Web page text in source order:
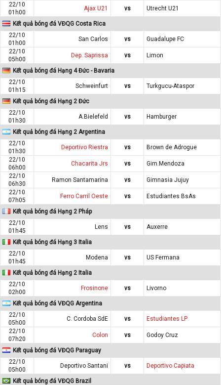
22/10
01h00
Ajax U21 vs Utrecht U21
Kết quả bóng đá VĐQG Costa Rica
22/10
01h00
San Carlos vs
Guadalupe FC
22/10
05h00
Dep. Saprissa vs Limon
Kết quả bóng đá Hạng 4 Đức - Bavaria
22/10
01h15
Schweinfurt vs Turkgucu-Ataspor
Kết quả bóng đá Hạng 2 Đức
22/10
01h30
A.Bielefeld vs Hamburger
Kết quả bóng đá Hạng 2 Argentina
22/10
01h30
Deportivo Riestra vs
Brown de Adrogue
22/10
06h00
Chacarita Jrs vs
Gim.Mendoza
22/10
06h30
Ramon Santamarina vs
Gimnasia Jujuy
22/10
07h05
Ferro Carril Oeste vs Estudiantes BsAs
Kết quả bóng đá Hạng 2 Pháp
22/10
01h45
Lens vs Auxerre
Kết quả bóng đá Hạng 3 Italia
22/10
01h45
Modena vs US Fermana
Kết quả bóng đá Hạng 2 Italia
22/10
02h00
Frosinone vs Livorno
Kết quả bóng đá VĐQG Argentina
22/10
05h00
C. Cordoba SdE vs
Estudiantes LP
22/10
07h20
Colon vs Godoy Cruz
Kết quả bóng đá VĐQG Paraguay
22/10
05h00
Deportivo Santani vs Deportivo Capiata
Kết quả bóng đá VĐQG Brazil